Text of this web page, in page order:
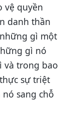
vệ quyền
danh thần
gì một
gì nó
và trong bao
sự triệt
sang chỗ